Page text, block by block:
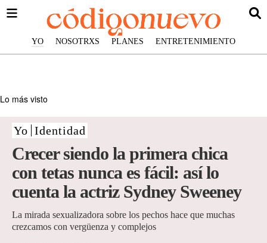
YO NOSOTRXS PLANES ENTRETENIMIENTO
Lo más visto
Yo Identidad
Crecer siendo la primera chica
con tetas nunca es fácil: así lo
cuenta la actriz Sydney Sweeney
La mirada sexualizadora sobre los pechos hace que muchas
crezcamos con vergüenza y complejos